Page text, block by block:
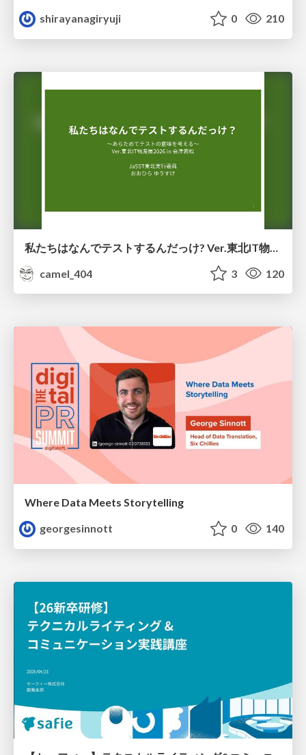
shirayanagiryuji
0 210
camel_404
3 120
Where Data Meets Storytelling
georgesinnott
0 140